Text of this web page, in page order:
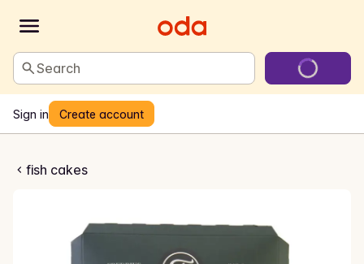
Search
Sign in Create account
fish cakes
hysekaker